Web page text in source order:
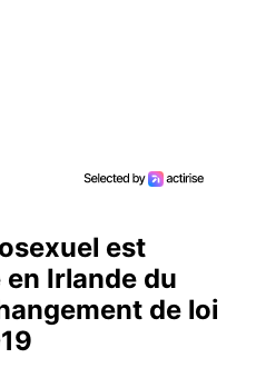
est
Irlande du
de loi